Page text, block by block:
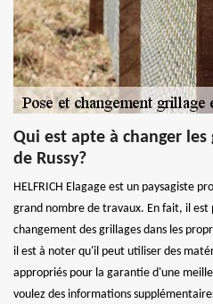
Qui est apte à changer
de Russy?
HELFRICH Elagage est un paysagiste
grand nombre de travaux. En fait, il est
changement des grillages dans les
il est à noter qu'il peut utiliser des
appropriés pour la garantie d'une
voulez des informations